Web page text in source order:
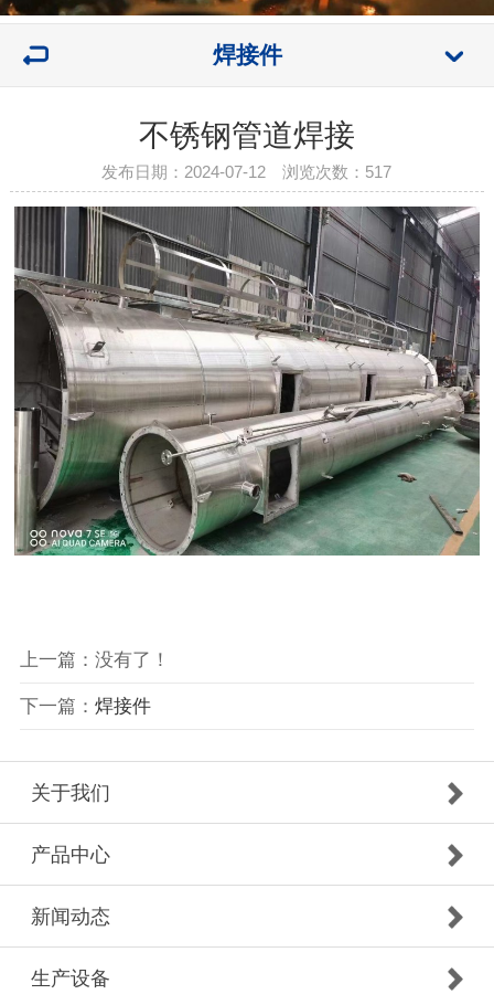
焊接件
不锈钢管道焊接
发布日期：2024-07-12 浏览次数： 517
上一篇：没有了！
下一篇： 焊接件
关于我们
产品中心
新闻动态
生产设备